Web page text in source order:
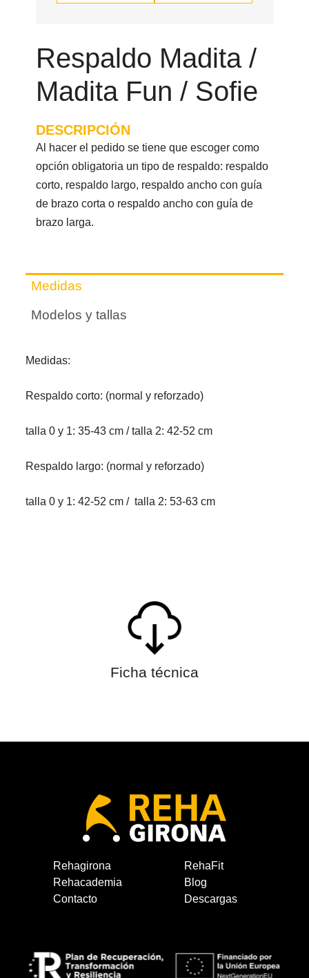
Respaldo Madita /
Madita Fun / Sofie
DESCRIPCIÓN
Al hacer el pedido se tiene que escoger como
opción obligatoria un tipo de respaldo: respaldo
corto, respaldo largo, respaldo ancho con guía
de brazo corta o respaldo ancho con guía de
brazo larga.
Medidas
Modelos y tallas
Medidas:
Respaldo corto: (normal y reforzado)
talla 0 y 1: 35-43 cm / talla 2: 42-52 cm
Respaldo largo: (normal y reforzado)
talla 0 y 1: 42-52 cm / talla 2: 53-63 cm
Ficha técnica
Rehagirona
RehaFit
Rehacademia
Blog
Contacto
Descargas